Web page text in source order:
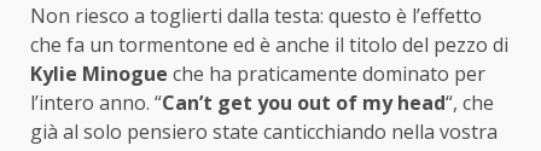
Non riesco a toglierti dalla testa: questo è l’effetto
che fa un tormentone ed è anche il titolo del pezzo di
Kylie Minogue che ha praticamente dominato per
l’intero anno. “Can’t get you out of my head“, che
già al solo pensiero state canticchiando nella vostra